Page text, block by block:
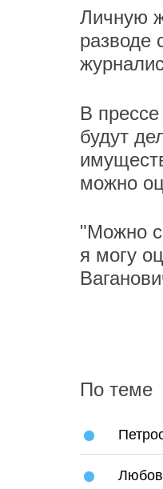
Личную
разводе
В
будут
можно
"Можно
я могу
По теме